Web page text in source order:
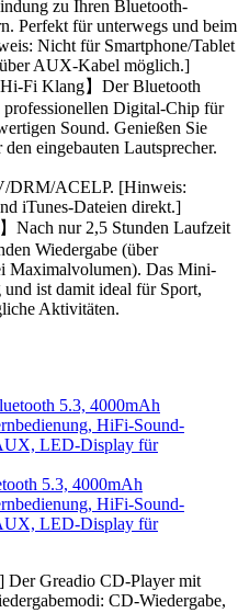
zu Ihren Bluetooth-
Perfekt für unterwegs und beim
Nicht für Smartphone/Tablet
AUX-Kabel möglich.]
Hi-Fi Klang】Der Bluetooth
Digital-Chip für
Sound. Genießen Sie
eingebauten Lautsprecher.
DRM/ACELP. [Hinweis:
iTunes-Dateien direkt.]
Nach nur 2,5 Stunden Laufzeit
Wiedergabe (über
Maximalvolumen). Das Mini-
ist damit ideal für Sport,
Aktivitäten.
5.3, 4000mAh
HiFi-Sound-
LED-Display für
Der Greadio CD-Player mit
CD-Wiedergabe,